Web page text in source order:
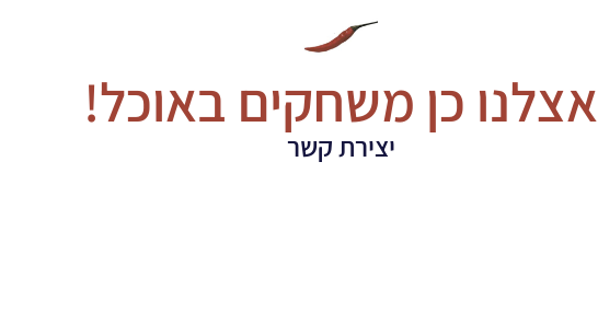
אצלנו כן משחקים באוכל!
יצירת קשר